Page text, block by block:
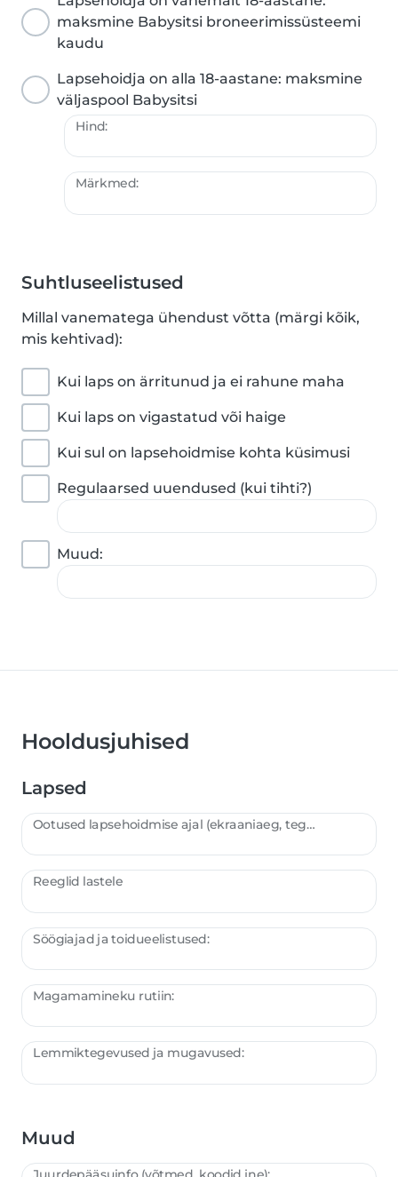
maksmine Babysitsi broneerimissüsteemi
kaudu
Lapsehoidja on alla 18-aastane: maksmine
väljaspool Babysitsi
Hind:
Märkmed:
Suhtluseelistused
Millal vanematega ühendust võtta (märgi kõik,
mis kehtivad):
Kui laps on ärritunud ja ei rahune maha
Kui laps on vigastatud või haige
Kui sul on lapsehoidmise kohta küsimusi
Regulaarsed uuendused (kui tihti?)
Muud:
Hooldusjuhised
Lapsed
Ootused lapsehoidmise ajal (ekraaniaeg, tegevused jne):
Reeglid lastele
Söögiajad ja toidueelistused:
Magamamineku rutiin:
Lemmiktegevused ja mugavused:
Muud